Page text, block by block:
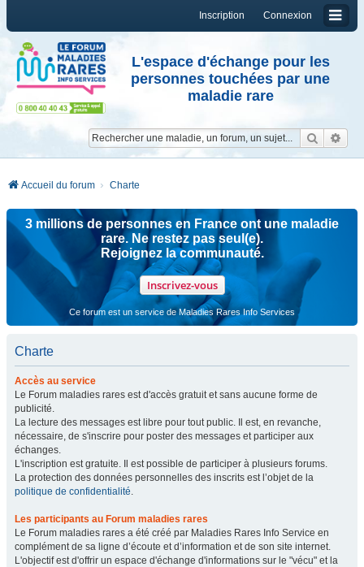
Connexion
Inscription
L'espace d'échange pour les
personnes touchées par une
maladie rare
Accueil du forum Charte
3 millions de personnes en France ont une maladie
rare. Ne restez pas seul(e).
Rejoignez la communauté.
Inscrivez-vous
Ce forum est un service de Maladies Rares Info Services
Charte
Accès au service
Le Forum maladies rares est d'accès gratuit et sans aucune forme de
publicité.
La lecture des messages est libre pour tout public. Il est, en revanche,
nécessaire, de s'inscrire pour poster des messages et participer aux
échanges.
L'inscription est gratuite. Il est possible de participer à plusieurs forums.
La protection des données personnelles des inscrits est l’objet de la
politique de confidentialité.
Les participants au Forum maladies rares
Le Forum maladies rares a été créé par Maladies Rares Info Service en
complément de sa ligne d’écoute et d’information et de son site internet.
L'objectif est d'offrir un espace d'échange d'informations sur le "vécu" et la